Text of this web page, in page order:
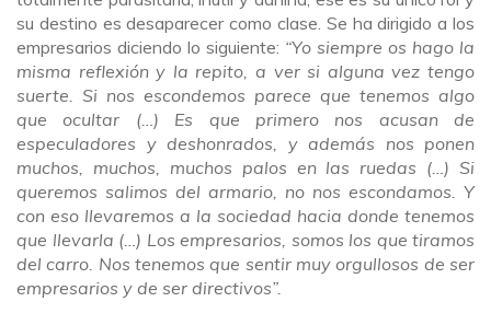
su destino es desaparecer como clase. Se ha dirigido a los
empresarios diciendo lo siguiente: “Yo siempre os hago la
misma reflexión y la repito, a ver si alguna vez tengo
suerte. Si nos escondemos parece que tenemos algo
que ocultar (…) Es que primero nos acusan de
especuladores y deshonrados, y además nos ponen
muchos, muchos, muchos palos en las ruedas (…) Si
queremos salimos del armario, no nos escondamos. Y
con eso llevaremos a la sociedad hacia donde tenemos
que llevarla (…) Los empresarios, somos los que tiramos
del carro. Nos tenemos que sentir muy orgullosos de ser
empresarios y de ser directivos”.